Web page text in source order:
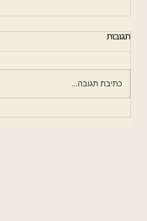
מכיר ומוקיר - נועה רוזין
תגובות
כתיבת תגובה...